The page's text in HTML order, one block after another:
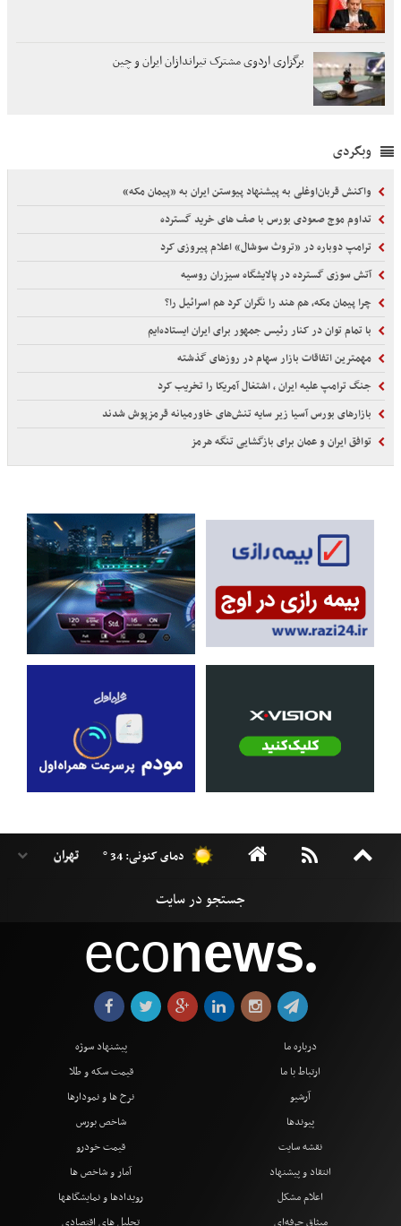
برگزاری اردوی مشترک تیراندازان ایران و چین
وبگردی
واکنش قربان‌اوغلی به پیشنهاد پیوستن ایران به «پیمان مکه»
تداوم موج صعودی بورس با صف های خرید گسترده
ترامپ دوباره در «تروث سوشال» اعلام پیروزی کرد
آتش سوزی گسترده در پالایشگاه سیزران روسیه
چرا پیمان مکه، هم هند را نگران کرد هم اسرائیل را؟
با تمام توان در کنار رئیس جمهور برای ایران ایستاده‌ایم
مهمترین اتفاقات بازار سهام در روزهای گذشته
جنگ ترامپ علیه ایران ، اشتغال آمریکا را تخریب کرد
بازارهای بورس آسیا زیر سایه تنش‌های خاورمیانه قرمزپوش شدند
توافق ایران و عمان برای بازگشایی تنگه هرمز
دمای کنونی: 34 °
econews●
درباره ما
ارتباط با ما
آرشیو
پیوندها
نقشه سایت
انتقاد و پیشنهاد
اعلام مشکل
میثاق حرفه‌ای
پیشنهاد سوژه
قیمت سکه و طلا
نرخ ها و نمودارها
شاخص بورس
قیمت خودرو
آمار و شاخص ها
رویدادها و نمایشگاهها
تحلیل های اقتصادی